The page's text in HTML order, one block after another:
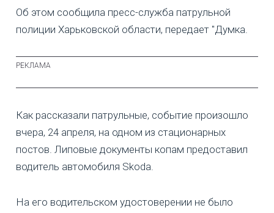
Об этом сообщила пресс-служба патрульной
полиции Харьковской области, передает "Думка.
Как рассказали патрульные, событие произошло
вчера, 24 апреля, на одном из стационарных
постов. Липовые документы копам предоставил
водитель автомобиля Skoda.
На его водительском удостоверении не было